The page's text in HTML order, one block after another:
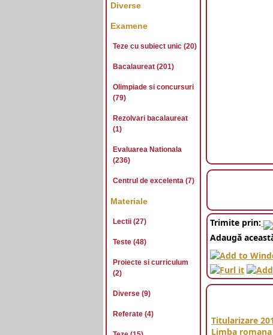
Trimite prin:
Adaugă
Titularizare
Limba romana
Diverse
Examene
Teze cu subiect unic (20)
Bacalaureat (201)
Olimpiade si concursuri
(79)
Rezolvari bacalaureat
(1)
Evaluarea Nationala
(236)
Centrul de excelenta (7)
Materiale
Lectii (27)
Teste (48)
Proiecte si curriculum
(2)
Diverse (9)
Referate (4)